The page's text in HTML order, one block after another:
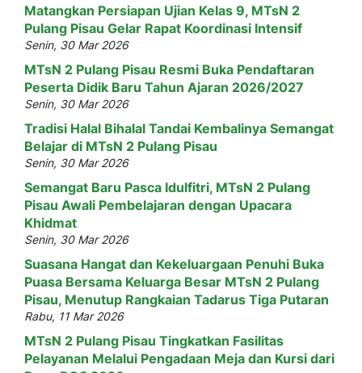
Matangkan Persiapan Ujian Kelas 9, MTsN 2
Pulang Pisau Gelar Rapat Koordinasi Intensif
Senin, 30 Mar 2026
MTsN 2 Pulang Pisau Resmi Buka Pendaftaran
Peserta Didik Baru Tahun Ajaran 2026/2027
Senin, 30 Mar 2026
Tradisi Halal Bihalal Tandai Kembalinya Semangat
Belajar di MTsN 2 Pulang Pisau
Senin, 30 Mar 2026
Semangat Baru Pasca Idulfitri, MTsN 2 Pulang
Pisau Awali Pembelajaran dengan Upacara
Khidmat
Senin, 30 Mar 2026
Suasana Hangat dan Kekeluargaan Penuhi Buka
Puasa Bersama Keluarga Besar MTsN 2 Pulang
Pisau, Menutup Rangkaian Tadarus Tiga Putaran
Rabu, 11 Mar 2026
MTsN 2 Pulang Pisau Tingkatkan Fasilitas
Pelayanan Melalui Pengadaan Meja dan Kursi dari